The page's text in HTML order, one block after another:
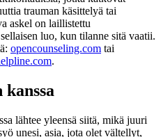
trauman käsittelyä tai
askel on laillistettu
luo, kun tilanne sitä vaatii.
opencounseling.com tai
.
lähtee yleensä siitä, mikä juuri
unesi, asia, jota olet vältellyt,